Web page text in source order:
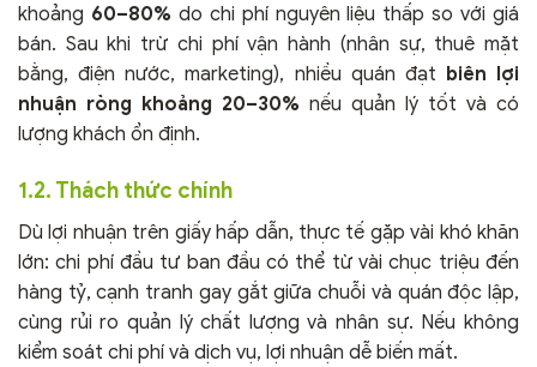
khoảng 60–80% do chi phí nguyên liệu thấp so với giá
bán. Sau khi trừ chi phí vận hành (nhân sự, thuê mặt
bằng, điện nước, marketing), nhiều quán đạt biên lợi
nhuận ròng khoảng 20–30% nếu quản lý tốt và có
lượng khách ổn định.
1.2. Thách thức chính
Dù lợi nhuận trên giấy hấp dẫn, thực tế gặp vài khó khăn
lớn: chi phí đầu tư ban đầu có thể từ vài chục triệu đến
hàng tỷ, cạnh tranh gay gắt giữa chuỗi và quán độc lập,
cùng rủi ro quản lý chất lượng và nhân sự. Nếu không
kiểm soát chi phí và dịch vụ, lợi nhuận dễ biến mất.